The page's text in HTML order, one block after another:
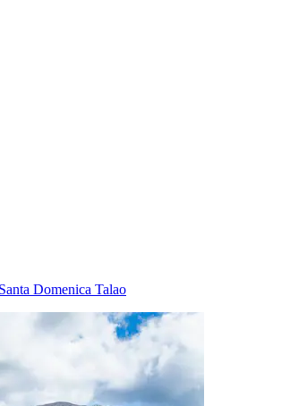
Domenica Talao